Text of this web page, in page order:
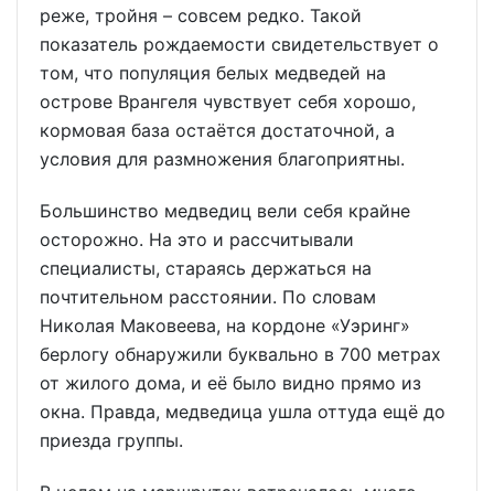
реже, тройня – совсем редко. Такой
показатель рождаемости свидетельствует о
том, что популяция белых медведей на
острове Врангеля чувствует себя хорошо,
кормовая база остаётся достаточной, а
условия для размножения благоприятны.
Большинство медведиц вели себя крайне
осторожно. На это и рассчитывали
специалисты, стараясь держаться на
почтительном расстоянии. По словам
Николая Маковеева, на кордоне «Уэринг»
берлогу обнаружили буквально в 700 метрах
от жилого дома, и её было видно прямо из
окна. Правда, медведица ушла оттуда ещё до
приезда группы.